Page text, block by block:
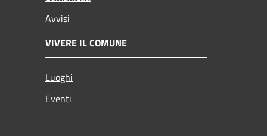
Avvisi
VIVERE IL COMUNE
Luoghi
Eventi